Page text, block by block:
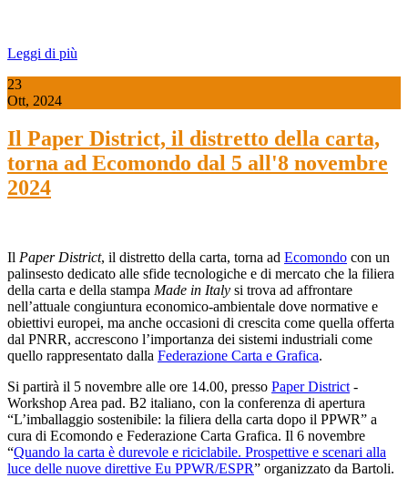
Leggi di più
23
Ott, 2024
Il Paper District, il distretto della carta,
torna ad Ecomondo dal 5 all'8 novembre
2024
Il Paper District, il distretto della carta, torna ad Ecomondo con un
palinsesto dedicato alle sfide tecnologiche e di mercato che la filiera
della carta e della stampa Made in Italy si trova ad affrontare
nell’attuale congiuntura economico-ambientale dove normative e
obiettivi europei, ma anche occasioni di crescita come quella offerta
dal PNRR, accrescono l’importanza dei sistemi industriali come
quello rappresentato dalla Federazione Carta e Grafica.
Si partirà il 5 novembre alle ore 14.00, presso Paper District -
Workshop Area pad. B2 italiano, con la conferenza di apertura
“L’imballaggio sostenibile: la filiera della carta dopo il PPWR” a
cura di Ecomondo e Federazione Carta Grafica. Il 6 novembre
“Quando la carta è durevole e riciclabile. Prospettive e scenari alla
luce delle nuove direttive Eu PPWR/ESPR” organizzato da Bartoli.